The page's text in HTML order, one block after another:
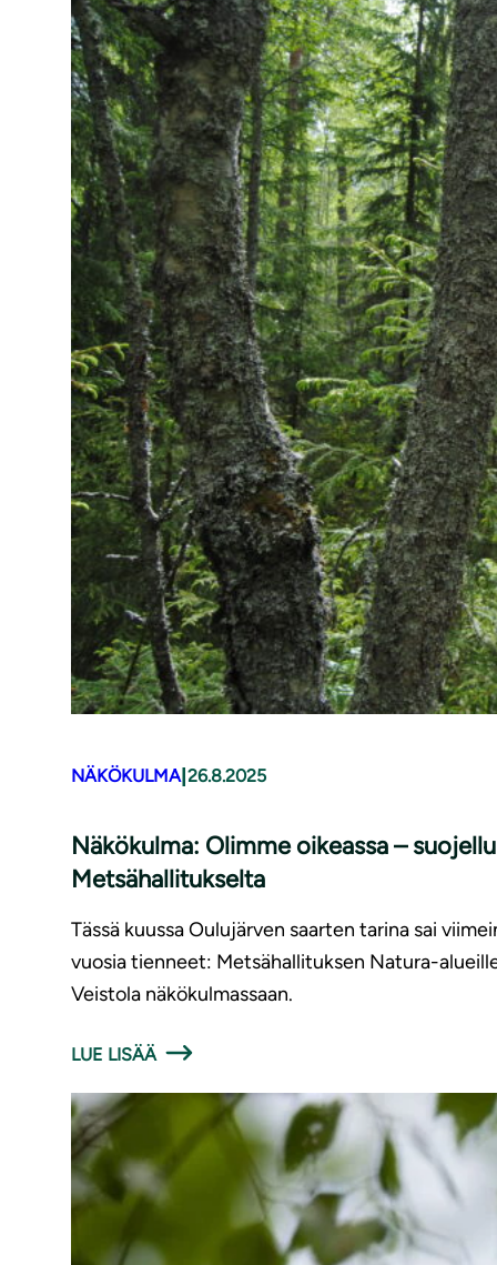
NÄKÖKULMA| 26.8.2025
Näkökulma: Olimme oikeassa –
Metsähallitukselta
Tässä kuussa Oulujärven saarten tarina sai
vuosia tienneet: Metsähallituksen Natura-
Veistola näkökulmassaan.
LUE LISÄÄ